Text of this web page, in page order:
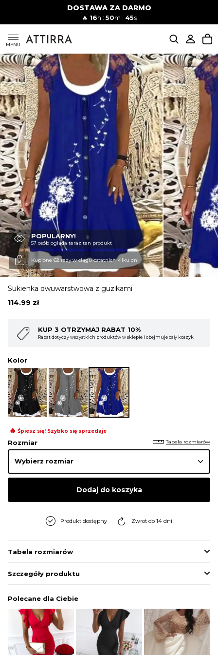
DOSTAWA ZA DARMO
🔥 16h : 50m : 44s
MENU
Mężczyźni
SUKIENKI
KOMPLETY
KOMBINEZONY
DÓŁ DAMSKIE
STROJE KĄPIELOWE
BLUZKI
OBUWIE
BIELIZNA
SWETRY
OKRYCIA WIERZCHNIE
POPULARNY!
57 osób ogląda teraz ten produkt
Kupione 62 razy w ciągu ostatnich kilku dni
Sukienka dwuwarstwowa z guzikami
114.99 zł
i obejmuje cały koszyk
KUP 4 OTRZYMAJ RABAT 15%
Rabat dotyczy wszystkich produktów w sklepie i
Kolor
🔥 Śpiesz się! Szybko się sprzedaje
Rozmiar Tabela rozmiarów
Dodaj do koszyka
Produkt dostępny Zwrot do 14 dni
Tabela rozmiarów
Szczegóły produktu
Polecane dla Ciebie